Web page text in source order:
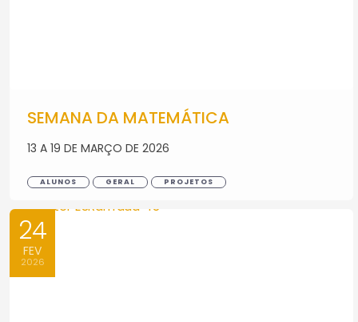
SEMANA DA MATEMÁTICA
13 A 19 DE MARÇO DE 2026
ALUNOS GERAL PROJETOS
24
FEV
2026